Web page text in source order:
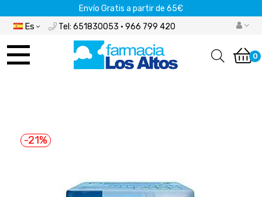
Envío Gratis a partir de 65€
Es Tel: 651830053 · 966 799 420
Navegación 0
-21%